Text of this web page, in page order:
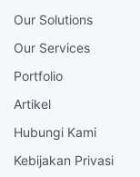
Our Solutions
Our Services
Portfolio
Artikel
Hubungi Kami
Kebijakan Privasi